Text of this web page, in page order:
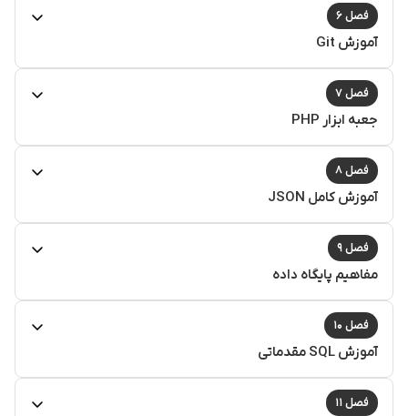
فصل ۶
آموزش Git
فصل ۷
جعبه ابزار PHP
فصل ۸
آموزش کامل JSON
فصل ۹
مفاهیم پایگاه داده
فصل ۱۰
آموزش SQL مقدماتی
فصل ۱۱